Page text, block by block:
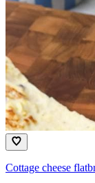
Cottage cheese